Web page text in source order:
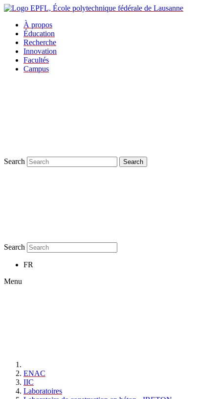
À propos
Éducation
Recherche
Innovation
Facultés
Campus
Search Search
Search
FR
Menu
ENAC
IIC
Laboratoires